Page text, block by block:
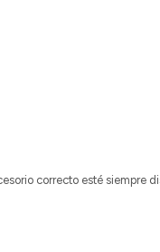
correcto esté siempre